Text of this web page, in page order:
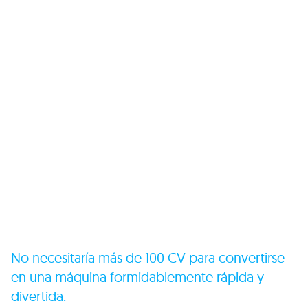
No necesitaría más de 100 CV para convertirse
en una máquina formidablemente rápida y
divertida.